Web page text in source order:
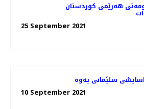
هەرێمی کوردستان
25 September 2021
سلێمانی یەوە
10 September 2021